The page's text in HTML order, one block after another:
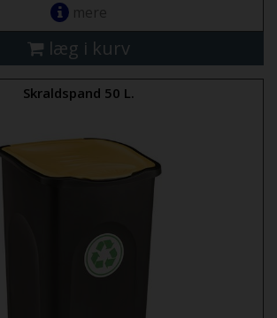
mere
læg i kurv
Skraldspand 50 L.